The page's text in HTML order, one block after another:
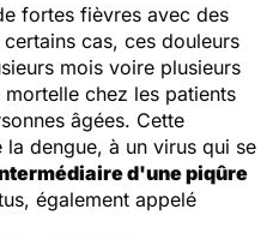
fortes fièvres avec des
certains cas, ces douleurs
mois voire plusieurs
mortelle chez les patients
âgées. Cette
dengue, à un virus qui se
d'une piqûre
, également appelé